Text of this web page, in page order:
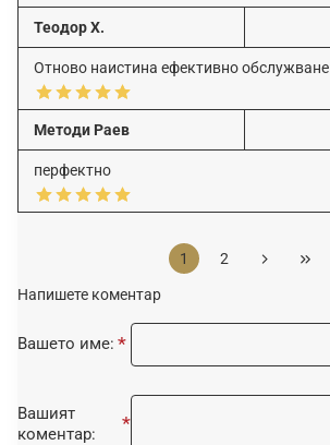
Теодор Х.
Отново наистина ефективно обслужване
Методи Раев
перфектно
1 2
Напишете коментар
Вашето име:
Вашият
коментар: